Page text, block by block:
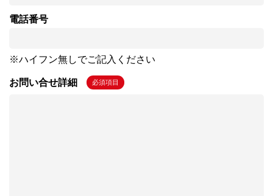
電話番号
※ハイフン無しでご記入ください
お問い合せ詳細 必須項目